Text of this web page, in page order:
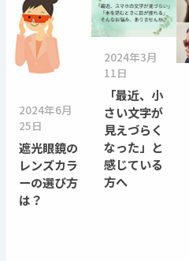
2024年6月
25日
遮光眼鏡の
レンズカラ
ーの選び方
は？
2024年3月
11日
「最近、小
さい文字が
見えづらく
なった」と
感じている
方へ